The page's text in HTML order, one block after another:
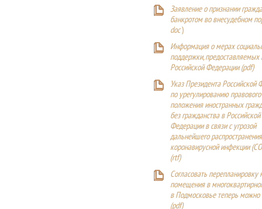
Заявление о признании
банкротом во внесудебном
doc)
Информация о мерах
поддержки,
Российской Федерации (pdf)
Указ Президента Российской
по урегулированию правового
положения иностранных
без гражданства в Российской
Федерации в связи с угрозой
дальнейшего
коронавирусной инфекции
(rtf)
Согласовать перепланировку
помещения в
в Подмосковье теперь можно
(pdf)